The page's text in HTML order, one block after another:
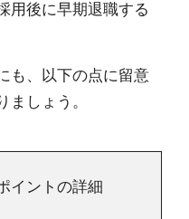
用後に早期退職する
も、以下の点に留意
しょう。
イントの詳細